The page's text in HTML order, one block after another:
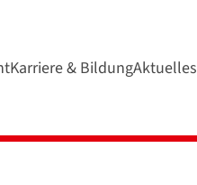
Karriere & BildungAktuelles